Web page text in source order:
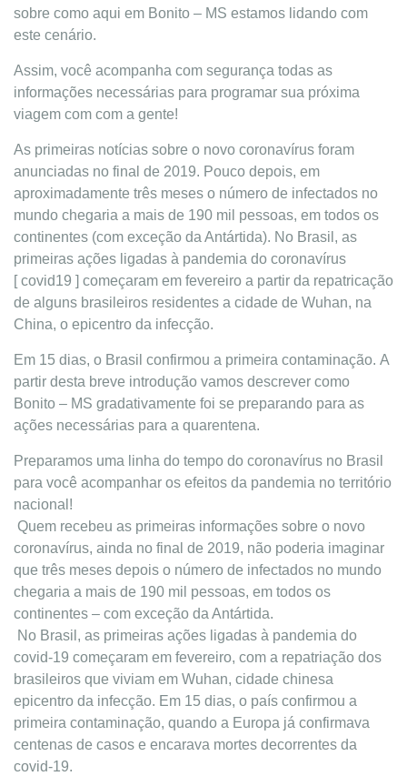
sobre como aqui em Bonito – MS estamos lidando com
este cenário.
Assim, você acompanha com segurança todas as
informações necessárias para programar sua próxima
viagem com com a gente!
As primeiras notícias sobre o novo coronavírus foram
anunciadas no final de 2019. Pouco depois, em
aproximadamente três meses o número de infectados no
mundo chegaria a mais de 190 mil pessoas, em todos os
continentes (com exceção da Antártida). No Brasil, as
primeiras ações ligadas à pandemia do coronavírus
[ covid19 ] começaram em fevereiro a partir da repatricação
de alguns brasileiros residentes a cidade de Wuhan, na
China, o epicentro da infecção.
Em 15 dias, o Brasil confirmou a primeira contaminação. A
partir desta breve introdução vamos descrever como
Bonito – MS gradativamente foi se preparando para as
ações necessárias para a quarentena.
Preparamos uma linha do tempo do coronavírus no Brasil
para você acompanhar os efeitos da pandemia no território
nacional!
Quem recebeu as primeiras informações sobre o novo
coronavírus, ainda no final de 2019, não poderia imaginar
que três meses depois o número de infectados no mundo
chegaria a mais de 190 mil pessoas, em todos os
continentes – com exceção da Antártida.
No Brasil, as primeiras ações ligadas à pandemia do
covid-19 começaram em fevereiro, com a repatriação dos
brasileiros que viviam em Wuhan, cidade chinesa
epicentro da infecção. Em 15 dias, o país confirmou a
primeira contaminação, quando a Europa já confirmava
centenas de casos e encarava mortes decorrentes da
covid-19.